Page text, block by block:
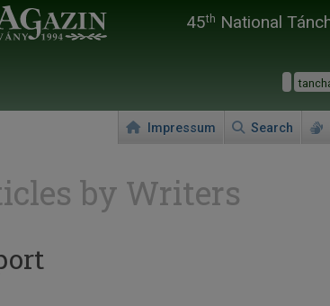
45th National
Impressum Search
by Writers